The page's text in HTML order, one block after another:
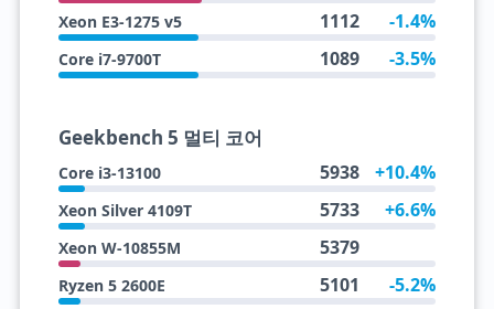
Xeon E3-1275 v5 1112 -1.4%
Core i7-9700T 1089 -3.5%
Geekbench 5 멀티 코어
Core i3-13100 5938 +10.4%
Xeon Silver 4109T 5733 +6.6%
Xeon W-10855M 5379
Ryzen 5 2600E 5101 -5.2%